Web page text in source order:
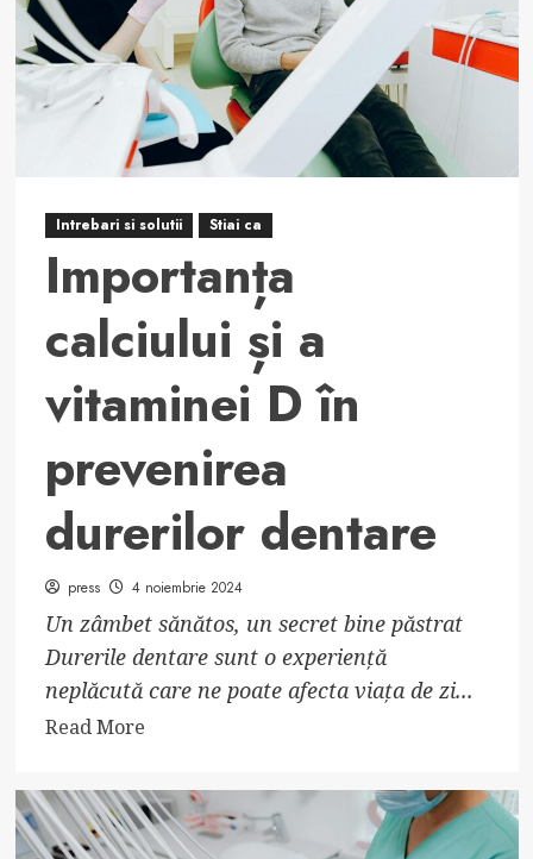
vârstă
pentru
a
evita
durerile
de
Intrebari si solutii Stiai ca
Importanța
calciului și a
vitaminei D în
prevenirea
durerilor dentare
press 4 noiembrie 2024
Un zâmbet sănătos, un secret bine păstrat
Durerile dentare sunt o experiență
neplăcută care ne poate afecta viața de zi...
Read MoreRead
about
Importanța
calciului